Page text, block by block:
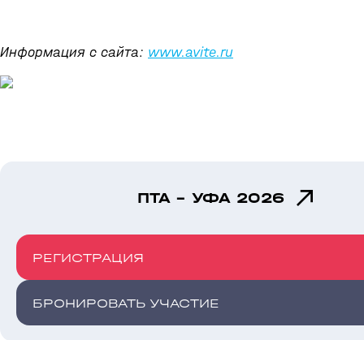
Информация с сайта: www.avite.ru
ПТА - УФА 2026
РЕГИСТРАЦИЯ
БРОНИРОВАТЬ УЧАСТИЕ